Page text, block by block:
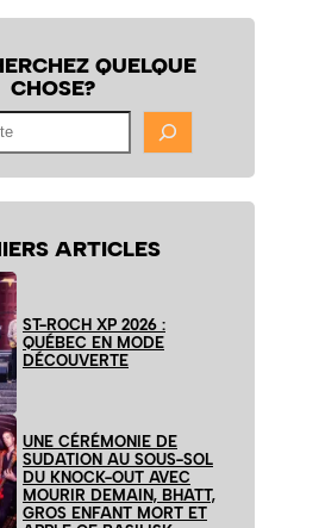
QUELQUE
CHOSE?
ARTICLES
ST-ROCH XP 2026 :
QUÉBEC EN MODE
DÉCOUVERTE
UNE CÉRÉMONIE DE
SUDATION AU SOUS-SOL
DU KNOCK-OUT AVEC
MOURIR DEMAIN, BHATT,
GROS ENFANT MORT ET